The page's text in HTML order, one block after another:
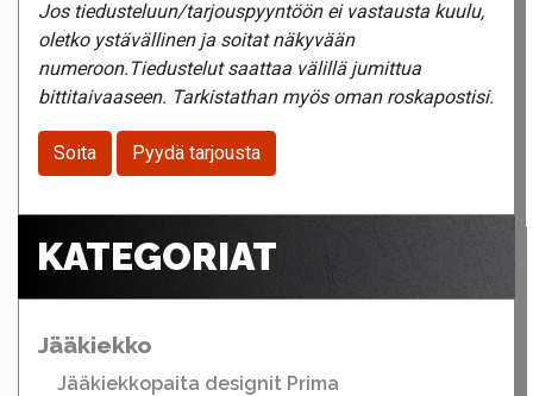
Jos tiedusteluun/tarjouspyyntöön ei vastausta kuulu,
oletko ystävällinen ja soitat näkyvään
numeroon.Tiedustelut saattaa välillä jumittua
bittitaivaaseen. Tarkistathan myös oman roskapostisi.
Soita Pyydä tarjousta
KATEGORIAT
Jääkiekko
Jääkiekkopaita designit Prima